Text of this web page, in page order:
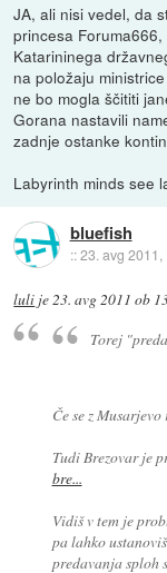
JA, ali nisi vedel, da
princesa
Katarininega
na položaju
ne bo mogla ščititi
Gorana nastavili
zadnje ostanke
Labyrinth minds see
bluefish
::23. avg 2011,
luli je23. avg 2011 ob
Torej
Če se z
Tudi Brezovar je
bre...
Vidiš v tem je
pa lahko
predavanja sploh